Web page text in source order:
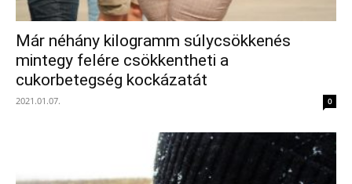
Már néhány kilogramm súlycsökkenés
mintegy felére csökkentheti a
cukorbetegség kockázatát
2021.01.07. 0